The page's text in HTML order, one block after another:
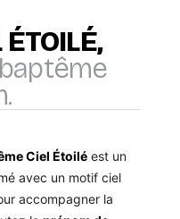
Ciel Étoilé est un
avec un motif ciel
accompagner la